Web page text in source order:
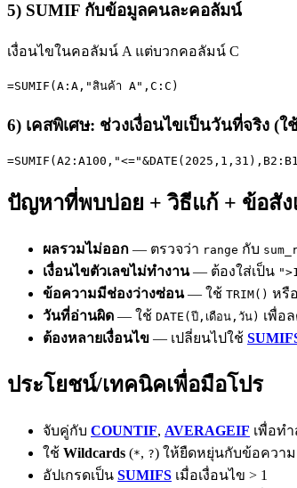
5) SUMIF กับข้อมูลคนละคอลัมน์
เงื่อนไขในคอลัมน์ A แต่บวกคอลัมน์ C
=SUMIF(A:A,"สินค้า A",C:C)
6) เคสพิเศษ: ช่วงเงื่อนไขเป็นวันที่จริง (
ปัญหาที่พบบ่อย + วิธีแก้ + ข้อสัง
ผลรวมไม่ออก — ตรวจว่า range กับ
เงื่อนไขตัวเลขไม่ทำงาน— ต้องใส่เป็น
ข้อความมีช่องว่างซ่อน— ใช้ TRIM() หรือ
วันที่อ่านผิด — ใช้ DATE(ปี,เดือน,วัน) เพื่อ
ต้องหลายเงื่อนไข — เปลี่ยนไปใช้
ประโยชน์/เทคนิคเพื่อมือโปร
จับคู่กับ COUNTIF, AVERAGEIF เพื่อท
ใช้ Wildcards (*, ?) ให้ยืดหยุ่นกับข้อความ
อัปเกรดเป็น SUMIFS เมื่อเงื่อนไข > 1